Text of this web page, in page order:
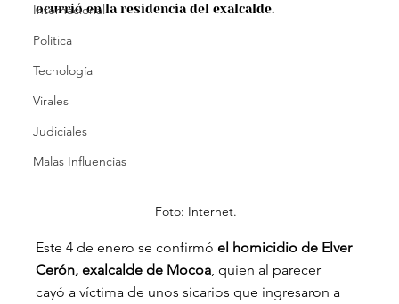
Internacional
Política
Tecnología
Virales
Judiciales
Malas Influencias
ocurrió en la residencia del exalcalde.
Foto: Internet.
Este 4 de enero se confirmó el homicidio de Elver
Cerón, exalcalde de Mocoa , quien al parecer
cayó a víctima de unos sicarios que ingresaron a